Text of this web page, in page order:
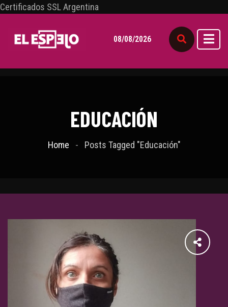
Certificados SSL Argentina
08/08/2026
EDUCACIÓN
Home Posts Tagged "Educación"